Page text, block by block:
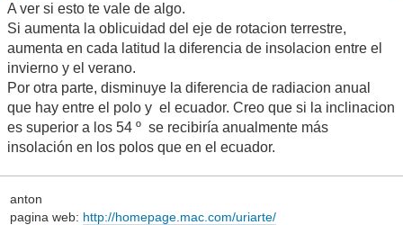
A ver si esto te vale de algo.
Si aumenta la oblicuidad del eje de rotacion terrestre,
aumenta en cada latitud la diferencia de insolacion entre el
invierno y el verano.
Por otra parte, disminuye la diferencia de radiacion anual
que hay entre el polo y el ecuador. Creo que si la inclinacion
es superior a los 54 º se recibiría anualmente más
insolación en los polos que en el ecuador.
anton
pagina web: http://homepage.mac.com/uriarte/